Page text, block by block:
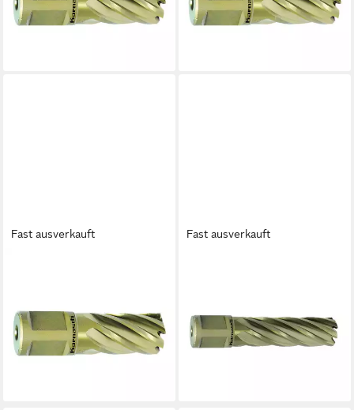
Kernbohrer
23,84 €
Kernbohrer
21,27 €
Fast ausverkauft
30 Weldon, Ø 15 mm
Kernbohrer
21,27 €
Fast ausverkauft
55 Weldon, Ø 18 mm
Kernbohrer